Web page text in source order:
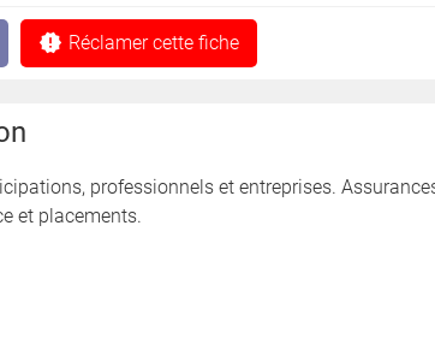
Réclamer cette fiche
professionnels et entreprises.
et placements.